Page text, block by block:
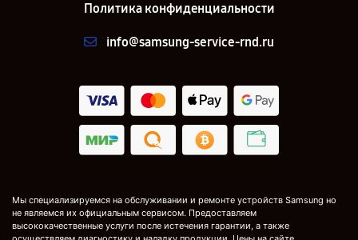
Политика конфиденциальности
info@samsung-service-rnd.ru
Мы специализируемся на обслуживании и ремонте устройств Samsung но
не являемся их официальным сервисом. Предоставляем
высококачественные услуги после истечения гарантии, а также